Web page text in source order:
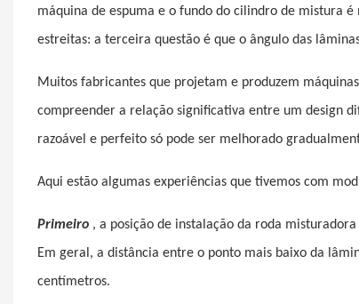
máquina de espuma e o fundo do cilindro de mistura
estreitas: a terceira questão é que o ângulo das
Muitos fabricantes que projetam e produzem
compreender a relação significativa entre um design
razoável e perfeito só pode ser melhorado
Aqui estão algumas experiências que tivemos com
Primeiro , a posição de instalação da roda
Em geral, a distância entre o ponto mais baixo da
centímetros.